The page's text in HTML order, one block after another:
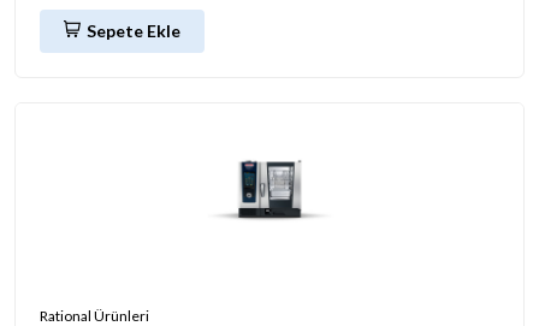
Sepete Ekle
Rational Ürünleri